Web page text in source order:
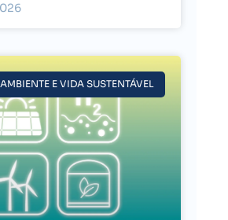
E VIDA SUSTENTÁVEL